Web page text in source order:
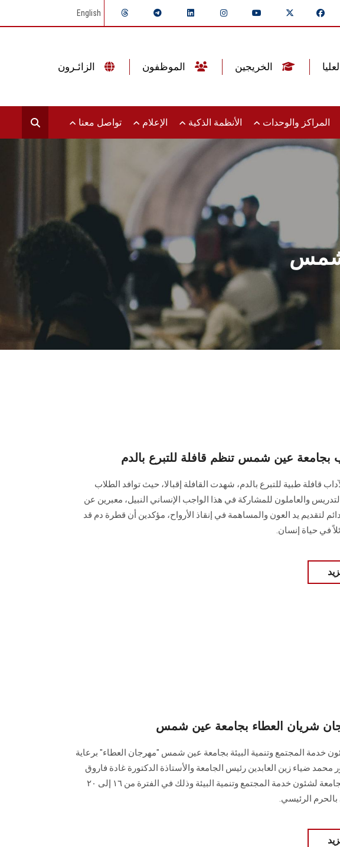
English
المراكز والوحدات الأنظمة الذكية الإعلام تواصل معنا
شمس
بجامعة عين شمس تنظم قافلة للتبرع بالدم
قافلة طبية للتبرع بالدم، شهدت القافلة إقبالا، حيث توافد الطلاب
والعاملون للمشاركة في هذا الواجب الإنساني النبيل، معبرين عن
لتقديم يد العون والمساهمة في إنقاذ الأرواح، مؤكدين أن قطرة دم قد
في حياة إنسان.
شريان العطاء بجامعة عين شمس
خدمة المجتمع وتنمية البيئة بجامعة عين شمس "مهرجان العطاء" برعاية
محمد ضياء زين العابدين رئيس الجامعة والأستاذة الدكتورة غادة فاروق
نائب رئيس الجامعة لشئون خدمة المجتمع وتنمية البيئة وذلك في الفترة من ١٦ إلى ٢٠
بالحرم الرئيسي.